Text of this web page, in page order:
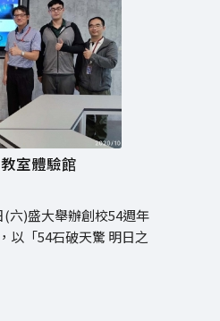
室體驗館
六)盛大舉辦創校54週年
以「54石破天驚 明日之